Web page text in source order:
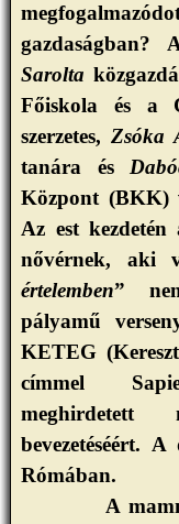
Sarolta
Főiskola és a
szerzetes, Zsóka
tanára és
Központ (BKK)
Az est
nővérnek, aki
értelemben”
pályamű
KETEG
címmel
meghirdetett
bevezetéséért.
Rómában.
A